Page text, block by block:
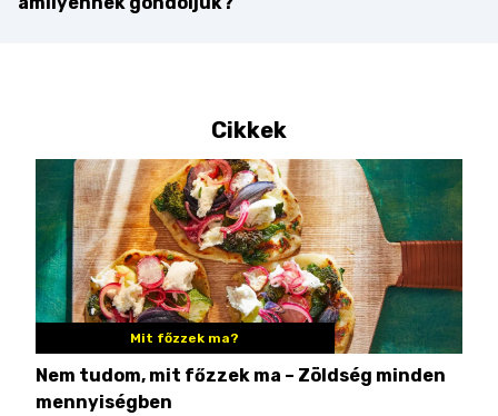
Cikkek
Mit főzzek ma?
Nem tudom, mit főzzek ma – Zöldség minden
mennyiségben